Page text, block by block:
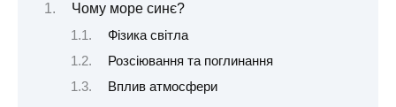
Чому море синє?
Фізика світла
Розсіювання та поглинання
Вплив атмосфери